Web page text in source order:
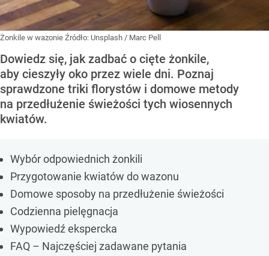
Żonkile w wazonie Źródło: Unsplash / Marc Pell
Dowiedz się, jak zadbać o cięte żonkile,
aby cieszyły oko przez wiele dni. Poznaj
sprawdzone triki florystów i domowe metody
na przedłużenie świeżości tych wiosennych
kwiatów.
Wybór odpowiednich żonkili
Przygotowanie kwiatów do wazonu
Domowe sposoby na przedłużenie świeżości
Codzienna pielęgnacja
Wypowiedź ekspercka
FAQ – Najczęściej zadawane pytania